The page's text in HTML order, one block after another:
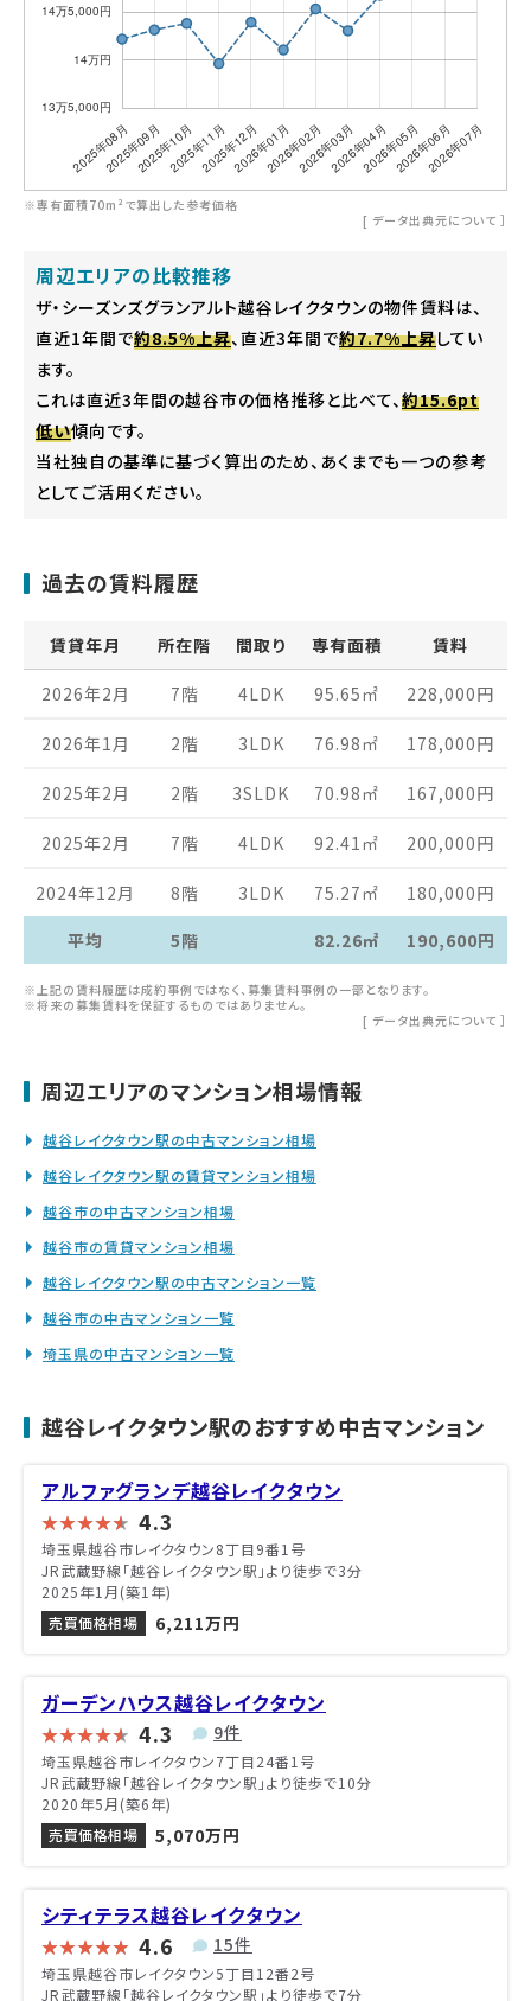
※専有面積70m²で算出した参考価格
[ データ出典元について ］
周辺エリアの比較推移
ザ・シーズンズグランアルト越谷レイクタウンの物件賃料は、
直近1年間で約8.5%上昇、直近3年間で約7.7%上昇してい
ます。
これは直近3年間の越谷市の価格推移と比べて、約15.6pt
低い傾向です。
当社独自の基準に基づく算出のため、あくまでも一つの参考
としてご活用ください。
過去の賃料履歴
賃貸年月 所在階 間取り 専有面積 賃料
2026年2月 7階 4LDK 95.65 ㎡ 228,000円
2026年1月 2階 3LDK 76.98 ㎡ 178,000円
2025年2月 2階 3SLDK 70.98 ㎡ 167,000円
2025年2月 7階 4LDK 92.41 ㎡ 200,000円
2024年12月 8階 3LDK 75.27 ㎡ 180,000円
平均
5階 82.26㎡ 190,600円
※上記の賃料履歴は成約事例ではなく、募集賃料事例の一部となります。
※将来の募集賃料を保証するものではありません。
[ データ出典元について ］
周辺エリアのマンション相場情報
越谷レイクタウン駅の中古マンション相場
越谷レイクタウン駅の賃貸マンション相場
越谷市の中古マンション相場
越谷市の賃貸マンション相場
越谷レイクタウン駅の中古マンション一覧
越谷市の中古マンション一覧
埼玉県の中古マンション一覧
越谷レイクタウン駅のおすすめ中古マンション
アルファグランデ越谷レイクタウン
4.3
埼玉県越谷市レイクタウン8丁目9番1号
JR武蔵野線「越谷レイクタウン駅」より徒歩で3分
2025年1月(築1年)
売買価格相場
6,211万円
ガーデンハウス越谷レイクタウン
4.3 9件
埼玉県越谷市レイクタウン7丁目24番1号
JR武蔵野線「越谷レイクタウン駅」より徒歩で10分
2020年5月(築6年)
売買価格相場
5,070万円
シティテラス越谷レイクタウン
4.6 15件
埼玉県越谷市レイクタウン5丁目12番2号
JR武蔵野線「越谷レイクタウン駅」より徒歩で7分